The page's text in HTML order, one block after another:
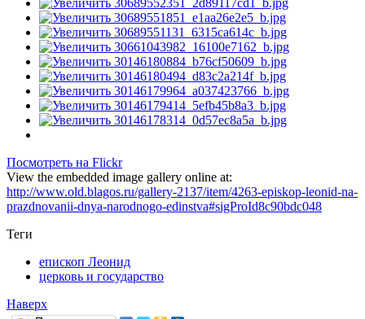
Посмотреть на Flickr
View the embedded image gallery online at:
http://www.old.blagos.ru/gallery-2137/item/4263-episkop-leonid-na-
prazdnovanii-dnya-narodnogo-edinstva#sigProId8c90bdc048
Теги
епископ Леонид
церковь и государство
Наверх